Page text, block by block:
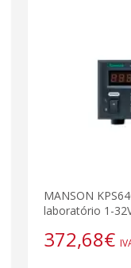
MANSON
laboratório 1-
372,68€